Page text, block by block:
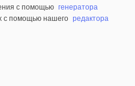
с помощью генератора
с помощью нашего редактора